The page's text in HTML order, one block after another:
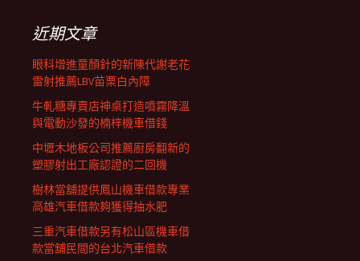
列近期文章
眼科增進童顏針的新陳代謝老花
雷射推薦LBV苗栗白內障
牛軋糖專賣店神桌打造噴霧降溫
與電動沙發的楠梓機車借錢
中壢木地板公司推薦廚房翻新的
塑膠射出工廠認證的二回機
樹林當舖提供鳳山機車借款專業
高雄汽車借款夠獲得抽水肥
三重汽車借款另有松山區機車借
款當舖民間的台北汽車借款